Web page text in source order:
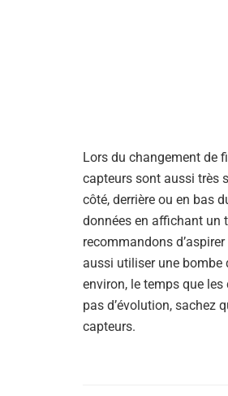
Lors du changement de
capteurs sont aussi très
côté, derrière ou en bas
données en affichant un
recommandons
aussi utiliser une bombe
environ, le temps que
pas d’évolution, sachez
capteurs.